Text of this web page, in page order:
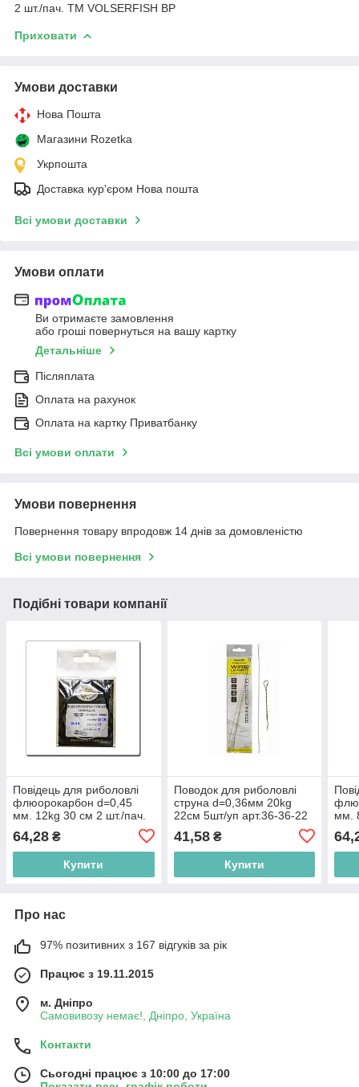
2 шт./пач. ТМ VOLSERFISH BP
Приховати
Умови доставки
Нова Пошта
Магазини Rozetka
Укрпошта
Доставка кур'єром Нова пошта
Всі умови доставки
Умови оплати
Ви отримаєте замовлення
або гроші повернуться на вашу картку
Детальніше
Післяплата
Оплата на рахунок
Оплата на картку Приватбанку
Всі умови оплати
Умови повернення
Повернення товару впродовж 14 днів за домовленістю
Всі умови повернення
Подібні товари компанії
Повідець для риболовлі
флюорокарбон d=0,45
мм. 12kg 30 см 2 шт./пач.
64,28 ₴
Купити
Поводок для риболовлі
струна d=0,36мм 20kg
22см 5шт/уп арт.36-36-22
41,58₴
Купити
мм.
Про нас
97% позитивних з 167 відгуків за рік
Працює з 19.11.2015
м. Дніпро
Самовивозу немає!, Дніпро, Україна
Контакти
Сьогодні працює з 10:00 до 17:00